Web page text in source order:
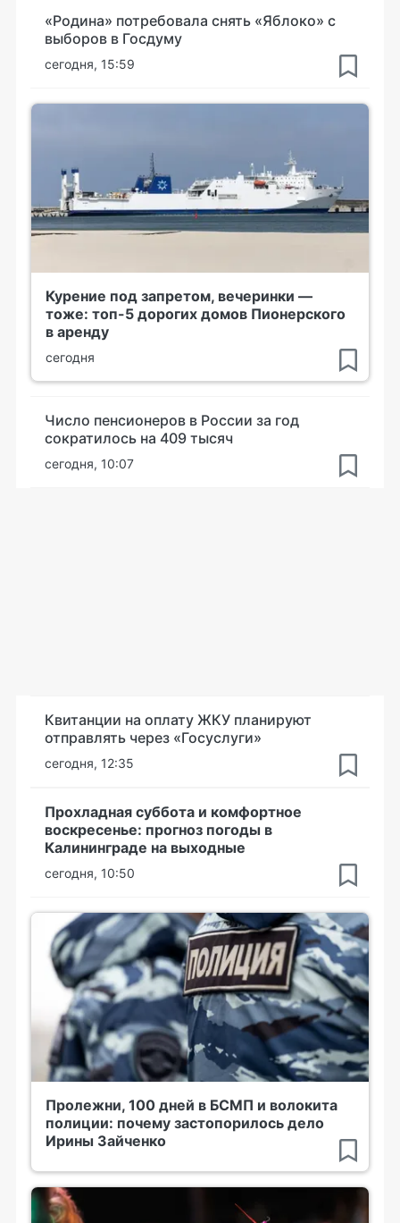
«Родина» потребовала снять «Яблоко» с
выборов в Госдуму
сегодня, 15:59
Курение под запретом, вечеринки —
тоже: топ-5 дорогих домов Пионерского
в аренду
сегодня
Число пенсионеров в России за год
сократилось на 409 тысяч
сегодня, 10:07
Квитанции на оплату ЖКУ планируют
отправлять через «Госуслуги»
сегодня, 12:35
Прохладная суббота и комфортное
воскресенье: прогноз погоды в
Калининграде на выходные
сегодня, 10:50
Пролежни, 100 дней в БСМП и волокита
полиции: почему застопорилось дело
Ирины Зайченко